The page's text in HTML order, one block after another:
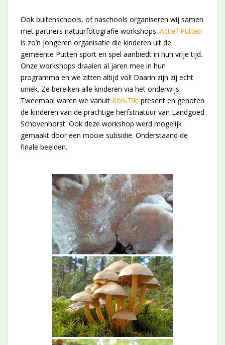
Ook buitenschools, of naschools organiseren wij samen
met partners natuurfotografie workshops. Actief Putten
is zo’n jongeren organisatie die kinderen uit de
gemeente Putten sport en spel aanbiedt in hun vrije tijd.
Onze workshops draaien al jaren mee in hun
programma en we zitten altijd vol! Daarin zijn zij echt
uniek. Ze bereiken alle kinderen via het onderwijs.
Tweemaal waren we vanuit Kon-Tiki present en genoten
de kinderen van de prachtige herfstnatuur van Landgoed
Schovenhorst. Ook deze workshop werd mogelijk
gemaakt door een mooie subsidie. Onderstaand de
finale beelden.